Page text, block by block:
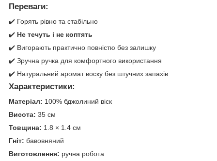
Переваги:
✔️ Горять рівно та стабільно
✔️ Не течуть і не коптять
✔️ Вигорають практично повністю без залишку
✔️ Зручна ручка для комфортного використання
✔️ Натуральний аромат воску без штучних запахів
Характеристики:
Матеріал: 100% бджолиний віск
Висота: 35 см
Товщина: 1.8 × 1.4 см
Гніт: бавовняний
Виготовлення: ручна робота